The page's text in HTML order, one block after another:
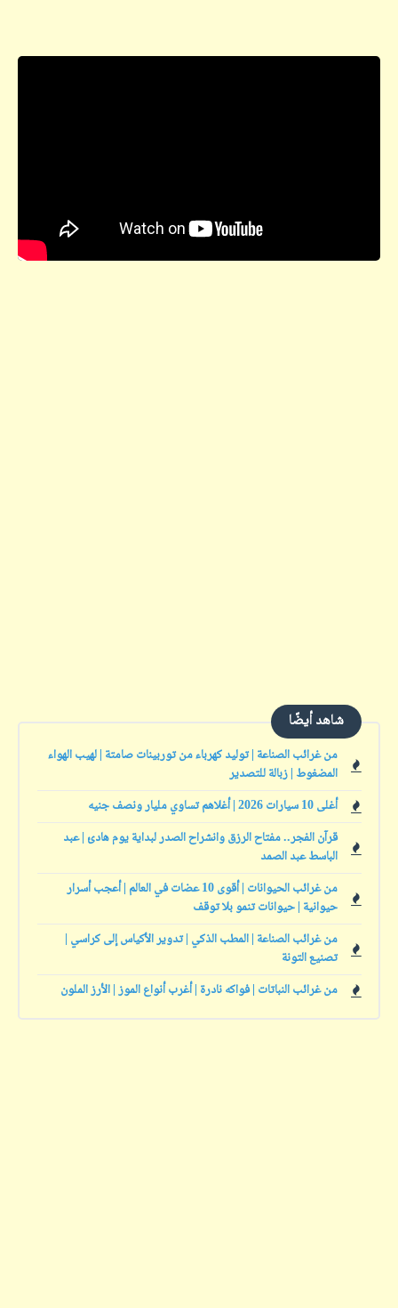
شاهد أيضًا
من غرائب الصناعة | توليد كهرباء من توربينات صامتة | لهيب الهواء
المضغوط | زبالة للتصدير
أغلى 10 سيارات 2026 | أغلاهم تساوي مليار ونصف جنيه
قرآن الفجر.. مفتاح الرزق وانشراح الصدر لبداية يوم هادئ | عبد
الباسط عبد الصمد
من غرائب الحيوانات | أقوى 10 عضات في العالم | أعجب أسرار
حيوانية | حيوانات تنمو بلا توقف
من غرائب الصناعة | المطب الذكي | تدوير الأكياس إلى كراسي |
تصنيع التونة
من غرائب النباتات | فواكه نادرة | أغرب أنواع الموز | الأرز الملون